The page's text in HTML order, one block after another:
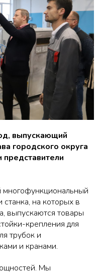
выпускающий
городского округа
многофункциональный
на которых в
выпускаются товары
крепления для
трубок и
и кранами.
Мы